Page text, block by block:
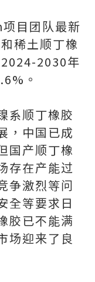
目团队最新
稀土顺丁橡
2030年
。
系顺丁橡胶
，中国已成
国产顺丁橡
存在产能过
争激烈等问
全等要求日
胶已不能满
场迎来了良